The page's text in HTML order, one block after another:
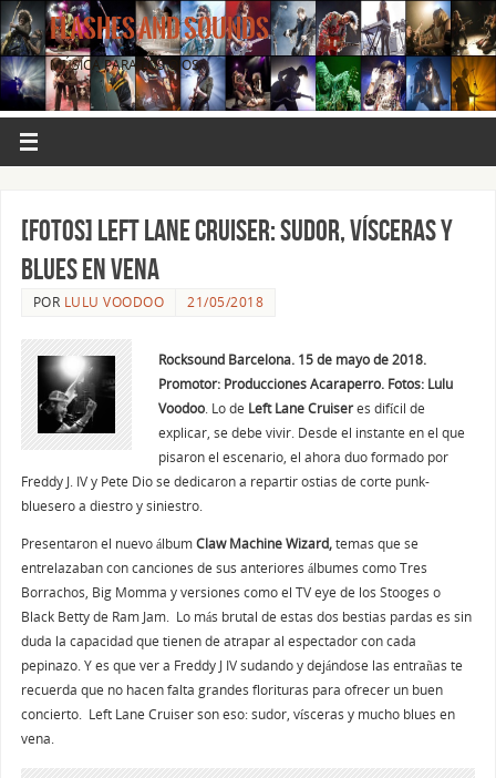
FLASHES AND SOUNDS
MÚSICA PARA LOS OJOS.
[FOTOS] Left Lane Cruiser: sudor, vísceras y
blues en vena
POR LULU VOODOO 21/05/2018
Rocksound Barcelona. 15 de mayo de 2018.
Promotor: Producciones Acaraperro. Fotos: Lulu
Voodoo. Lo de Left Lane Cruiseres difícil de
explicar, se debe vivir. Desde el instante en el que
pisaron el escenario, el ahora duo formado por
Freddy J. IV y Pete Dio se dedicaron a repartir ostias de corte punk-
bluesero a diestro y siniestro.
Presentaron el nuevo álbumClaw Machine Wizard,temas que se
entrelazaban con canciones de sus anteriores álbumes como Tres
Borrachos, Big Momma y versiones como el TV eye de los Stooges o
Black Betty de Ram Jam. Lo más brutal de estas dos bestias pardas es sin
duda la capacidad que tienen de atrapar al espectador con cada
pepinazo. Y es que ver a Freddy J IV sudando y dejándose las entrañas te
recuerda que no hacen falta grandes florituras para ofrecer un buen
concierto. Left Lane Cruiser son eso: sudor, vísceras y mucho blues en
vena.